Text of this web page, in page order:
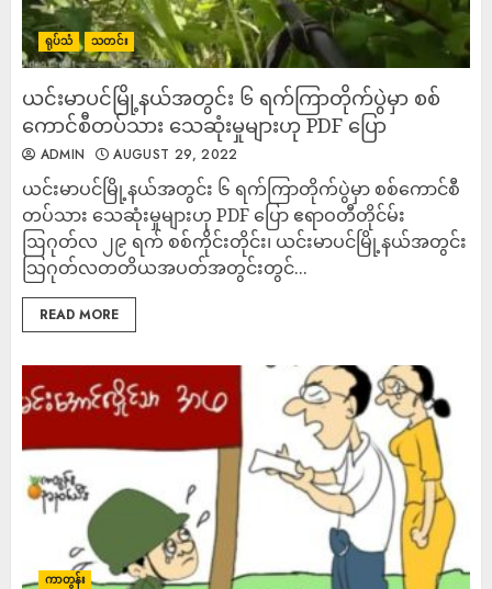
ရုပ်သံ သတင်း
ယင်းမာပင်မြို့နယ်အတွင်း ၆ ရက်ကြာတိုက်ပွဲမှာ စစ်
ကောင်စီတပ်သား သေဆုံးမှုများဟု PDF ပြော
ADMIN AUGUST 29, 2022
ယင်းမာပင်မြို့နယ်အတွင်း ၆ ရက်ကြာတိုက်ပွဲမှာ စစ်ကောင်စီ
တပ်သား သေဆုံးမှုများဟု PDF ပြော ဧရာဝတီတိုင်မ်း
ဩဂုတ်လ ၂၉ ရက် စစ်ကိုင်းတိုင်း၊ ယင်းမာပင်မြို့နယ်အတွင်း
သြဂုတ်လတတိယအပတ်အတွင်းတွင်...
READ MORE
ကာတွန်း